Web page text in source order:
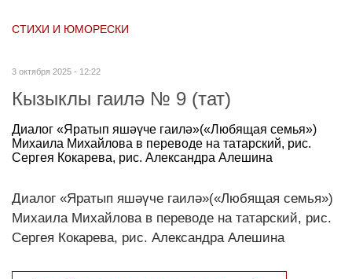
СТИХИ И ЮМОРЕСКИ
3 октября 2025 - 12:22
Кызыклы гаилә № 9 (тат)
Диалог «Яратып яшәүче гаилә»(«Любящая семья»)
Михаила Михайлова в переводе на татарский, рис.
Сергея Кокарева, рис. Александра Алешина
Диалог «Яратып яшәүче гаилә»(«Любящая семья»)
Михаила Михайлова в переводе на татарский, рис.
Сергея Кокарева, рис. Александра Алешина